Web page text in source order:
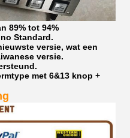
89% tot 94%
Standard.
versie, wat een
versie.
met 6&13 knop +